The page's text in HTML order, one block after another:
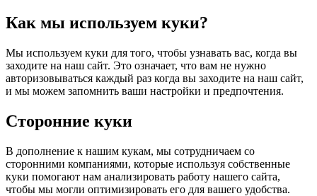
Как мы используем куки?
Мы используем куки для того, чтобы узнавать вас, когда вы
заходите на наш сайт. Это означает, что вам не нужно
авторизовываться каждый раз когда вы заходите на наш сайт,
и мы можем запомнить ваши настройки и предпочтения.
Сторонние куки
В дополнение к нашим кукам, мы сотрудничаем со
сторонними компаниями, которые используя собственные
куки помогают нам анализировать работу нашего сайта,
чтобы мы могли оптимизировать его для вашего удобства.